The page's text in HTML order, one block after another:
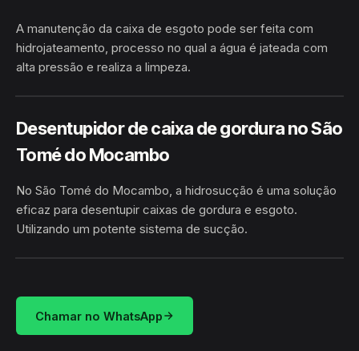
A manutenção da caixa de esgoto pode ser feita com
hidrojateamento, processo no qual a água é jateada com
alta pressão e realiza a limpeza.
HIDROJATEAMENTO
SÃO TOMÉ DO MOCAMBO ·
Desentupidor de caixa de gordura no São
Tomé do Mocambo
No São Tomé do Mocambo, a hidrosucção é uma solução
eficaz para desentupir caixas de gordura e esgoto.
Utilizando um potente sistema de sucção.
HIDROSUCÇÃO SÃO TOMÉ DO MOCAMBO · PARINTINS/AM
Chamar no WhatsApp